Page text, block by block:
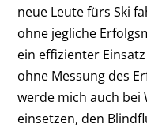
neue Leute fürs Ski
ohne jegliche
ein effizienter
ohne Messung des
werde mich auch
einsetzen, den